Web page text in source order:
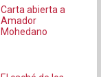
Carta abierta a
Amador
Mohedano